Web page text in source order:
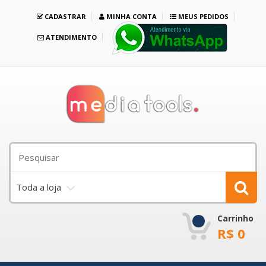
CADASTRAR MINHA CONTA MEUS PEDIDOS
ATENDIMENTO
Toda a loja
Carrinho
R$ 0